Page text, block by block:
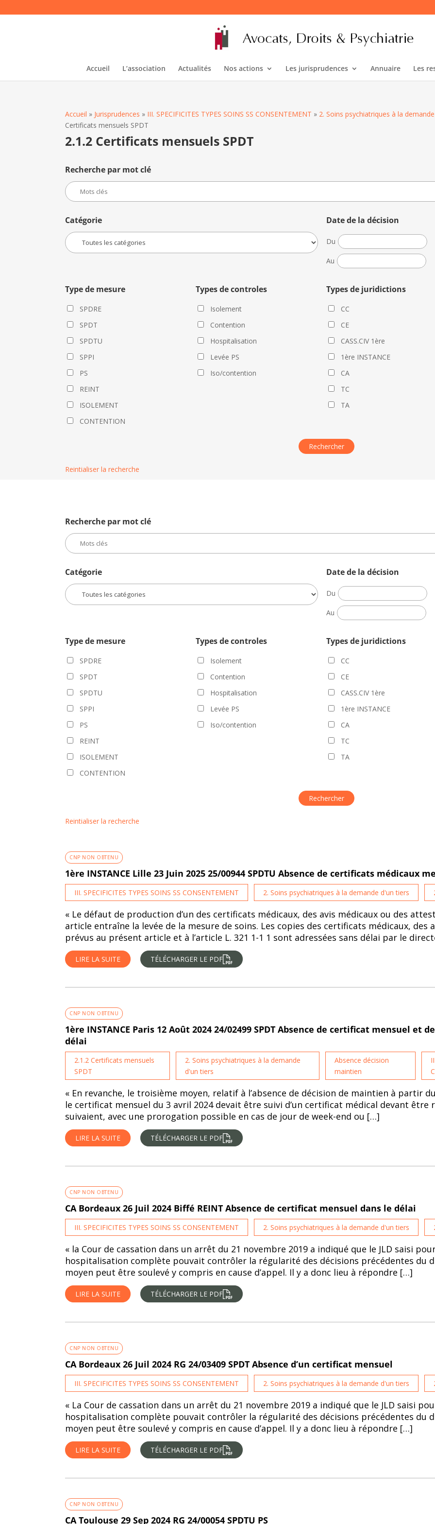
Accueil L’association Actualités Nos actions Les jurisprudences Annuaire Les
Accueil » Jurisprudences » III. SPECIFICITES TYPES SOINS SS CONSENTEMENT » 2. Soins psychiatriques à la
Certificats mensuels SPDT
2.1.2 Certificats mensuels SPDT
Recherche par mot clé
Catégorie Date de la décision
Du Date
de
la
Au Date
de
décision
Type de mesure
SPDRE
SPDT
SPDTU
SPPI
PS
REINT
ISOLEMENT
CONTENTION
Types de controles
Isolement
Contention
Hospitalisation
Levée PS
Iso/contention
Types de juridictions
CC
CE
CASS.CIV 1ère
1ère INSTANCE
CA
TC
TA
Reintialiser la recherche
Recherche par mot clé
Catégorie Date de la décision
Du Date
de
la
Au Date
de
décision
Type de mesure
SPDRE
SPDT
SPDTU
SPPI
PS
REINT
ISOLEMENT
CONTENTION
Types de controles
Isolement
Contention
Hospitalisation
Levée PS
Iso/contention
Types de juridictions
CC
CE
CASS.CIV 1ère
1ère INSTANCE
CA
TC
TA
Reintialiser la recherche
CNP NON OBTENU
1ère INSTANCE Lille 23 Juin 2025 25/00944 SPDTU Absence de certificats médicaux
III. SPECIFICITES TYPES SOINS SS CONSENTEMENT 2. Soins psychiatriques à la demande d'un tiers
« Le défaut de production d’un des certificats médicaux, des avis médicaux ou des
article entraîne la levée de la mesure de soins. Les copies des certificats médicaux,
prévus au présent article et à l’article L. 321 1-1 1 sont adressées sans délai par le
LIRE LA SUITE TÉLÉCHARGER LE PDF
CNP NON OBTENU
1ère INSTANCE Paris 12 Août 2024 24/02499 SPDT Absence de certificat mensuel et
délai
2.1.2 Certificats mensuels
SPDT
2. Soins psychiatriques à la demande
d'un tiers
Absence décision
maintien
« En revanche, le troisième moyen, relatif à l’absence de décision de maintien à partir
le certificat mensuel du 3 avril 2024 devait être suivi d’un certificat médical devant être
suivaient, avec une prorogation possible en cas de jour de week-end ou […]
LIRE LA SUITE TÉLÉCHARGER LE PDF
CNP NON OBTENU
CA Bordeaux 26 Juil 2024 Biffé REINT Absence de certificat mensuel dans le délai
III. SPECIFICITES TYPES SOINS SS CONSENTEMENT 2. Soins psychiatriques à la demande d'un tiers
« la Cour de cassation dans un arrêt du 21 novembre 2019 a indiqué que le JLD saisi
hospitalisation complète pouvait contrôler la régularité des décisions précédentes du
moyen peut être soulevé y compris en cause d’appel. Il y a donc lieu à répondre […]
LIRE LA SUITE TÉLÉCHARGER LE PDF
CNP NON OBTENU
CA Bordeaux 26 Juil 2024 RG 24/03409 SPDT Absence d’un certificat mensuel
III. SPECIFICITES TYPES SOINS SS CONSENTEMENT 2. Soins psychiatriques à la demande d'un tiers
« La Cour de cassation dans un arrêt du 21 novembre 2019 a indiqué que le JLD saisi
hospitalisation complète pouvait contrôler la régularité des décisions précédentes du
moyen peut être soulevé y compris en cause d’appel. Il y a donc lieu à répondre […]
LIRE LA SUITE TÉLÉCHARGER LE PDF
CNP NON OBTENU
CA Toulouse 29 Sep 2024 RG 24/00054 SPDTU PS